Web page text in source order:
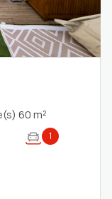
Maison 3 pièce(s) 2 chambre(s) 60 m²
1